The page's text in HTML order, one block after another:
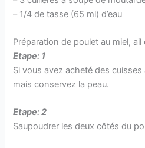
– 1/4 de tasse (65 ml) d’eau
Préparation de poulet au miel,
Etape: 1
Si vous avez acheté des
mais conservez la peau.
Etape: 2
Saupoudrer les deux côtés du